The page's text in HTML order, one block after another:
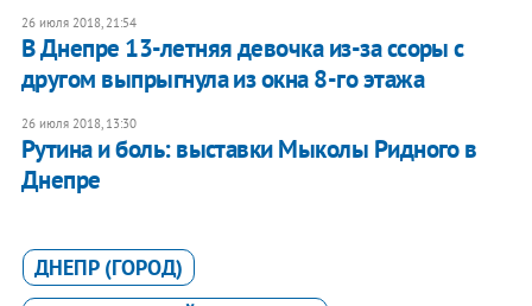
26 июля 2018, 21:54
В Днепре 13-летняя девочка из-за ссоры с
другом выпрыгнула из окна 8-го этажа
26 июля 2018, 13:30
Рутина и боль: выставки Мыколы Ридного в
Днепре
ДНЕПР (ГОРОД)